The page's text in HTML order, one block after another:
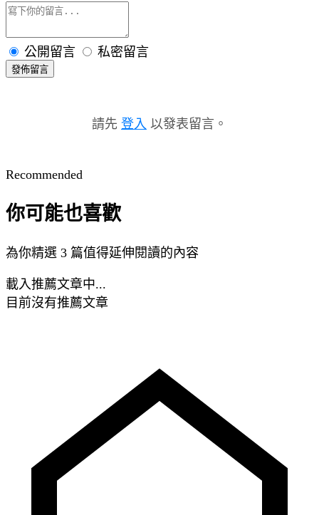
公開留言 私密留言
發佈留言
請先 登入 以發表留言。
Recommended
你可能也喜歡
為你精選 3 篇值得延伸閱讀的內容
載入推薦文章中...
目前沒有推薦文章